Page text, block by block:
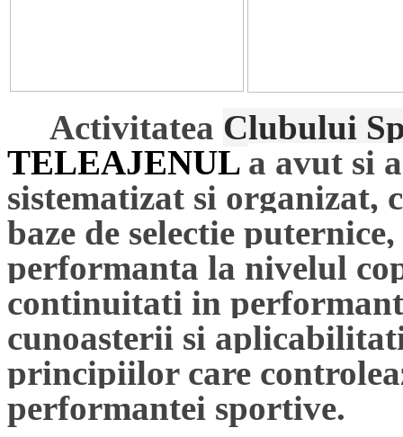
Activitatea Clubului
TELEAJENUL a avut si
sistematizat si organizat,
baze de selectie
performanta la nivelul
continuitati in
cunoasterii si
principiilor care
performantei sportive.